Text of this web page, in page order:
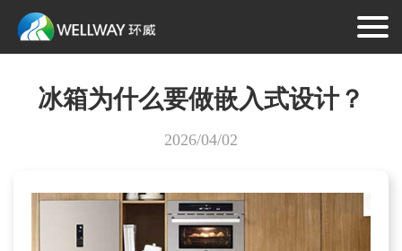
冰箱为什么要做嵌入式设计？
2026/04/02